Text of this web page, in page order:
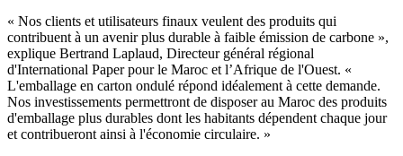
« Nos clients et utilisateurs finaux veulent des produits qui
contribuent à un avenir plus durable à faible émission de carbone »,
explique Bertrand Laplaud, Directeur général régional
d'International Paper pour le Maroc et l’Afrique de l'Ouest. «
L'emballage en carton ondulé répond idéalement à cette demande.
Nos investissements permettront de disposer au Maroc des produits
d'emballage plus durables dont les habitants dépendent chaque jour
et contribueront ainsi à l'économie circulaire. »